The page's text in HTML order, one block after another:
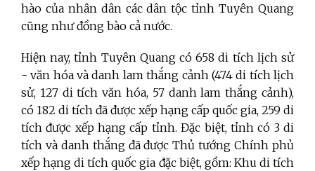
hào của nhân dân các dân tộc tỉnh Tuyên Quang
cũng như đồng bào cả nước.
Hiện nay, tỉnh Tuyên Quang có 658 di tích lịch sử
- văn hóa và danh lam thắng cảnh (474 di tích lịch
sử, 127 di tích văn hóa, 57 danh lam thắng cảnh),
có 182 di tích đã được xếp hạng cấp quốc gia, 259 di
tích được xếp hạng cấp tỉnh. Đặc biệt, tỉnh có 3 di
tích và danh thắng đã được Thủ tướng Chính phủ
xếp hạng di tích quốc gia đặc biệt, gồm: Khu di tích